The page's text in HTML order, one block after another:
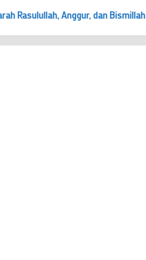
Rasulullah, Anggur, dan Bismillah